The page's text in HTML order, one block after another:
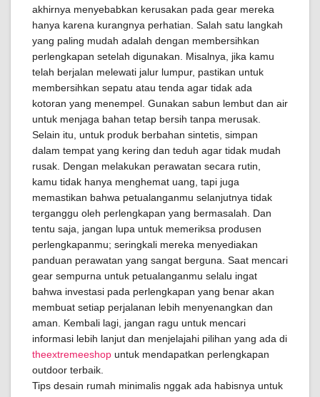
akhirnya menyebabkan kerusakan pada gear mereka
hanya karena kurangnya perhatian. Salah satu langkah
yang paling mudah adalah dengan membersihkan
perlengkapan setelah digunakan. Misalnya, jika kamu
telah berjalan melewati jalur lumpur, pastikan untuk
membersihkan sepatu atau tenda agar tidak ada
kotoran yang menempel. Gunakan sabun lembut dan air
untuk menjaga bahan tetap bersih tanpa merusak.
Selain itu, untuk produk berbahan sintetis, simpan
dalam tempat yang kering dan teduh agar tidak mudah
rusak. Dengan melakukan perawatan secara rutin,
kamu tidak hanya menghemat uang, tapi juga
memastikan bahwa petualanganmu selanjutnya tidak
terganggu oleh perlengkapan yang bermasalah. Dan
tentu saja, jangan lupa untuk memeriksa produsen
perlengkapanmu; seringkali mereka menyediakan
panduan perawatan yang sangat berguna. Saat mencari
gear sempurna untuk petualanganmu selalu ingat
bahwa investasi pada perlengkapan yang benar akan
membuat setiap perjalanan lebih menyenangkan dan
aman. Kembali lagi, jangan ragu untuk mencari
informasi lebih lanjut dan menjelajahi pilihan yang ada di
theextremeeshop untuk mendapatkan perlengkapan
outdoor terbaik.
Tips desain rumah minimalis nggak ada habisnya untuk